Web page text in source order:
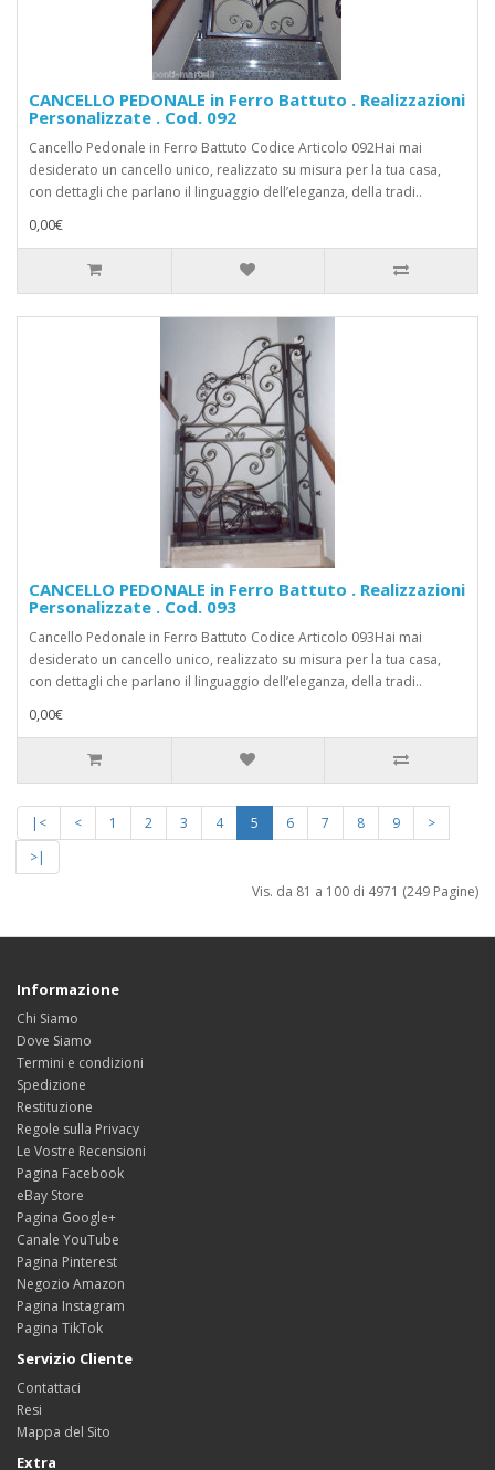
CANCELLO PEDONALE in Ferro Battuto . Realizzazioni
Personalizzate . Cod. 092
Cancello Pedonale in Ferro Battuto Codice Articolo 092Hai mai
desiderato un cancello unico, realizzato su misura per la tua casa,
con dettagli che parlano il linguaggio dell’eleganza, della tradi..
0,00€
CANCELLO PEDONALE in Ferro Battuto . Realizzazioni
Personalizzate . Cod. 093
Cancello Pedonale in Ferro Battuto Codice Articolo 093Hai mai
desiderato un cancello unico, realizzato su misura per la tua casa,
con dettagli che parlano il linguaggio dell’eleganza, della tradi..
0,00€
|< < 1 2 3 4 5 6 7 8 9
>
>|
Vis. da 81 a 100 di 4971 (249 Pagine)
Informazione
Chi Siamo
Dove Siamo
Termini e condizioni
Spedizione
Restituzione
Regole sulla Privacy
Le Vostre Recensioni
Pagina Facebook
eBay Store
Pagina Google+
Canale YouTube
Pagina Pinterest
Negozio Amazon
Pagina Instagram
Pagina TikTok
Servizio Cliente
Contattaci
Resi
Mappa del Sito
Extra